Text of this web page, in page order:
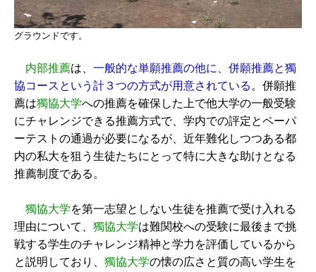
グラウンドです。
内部推薦は、 一般的な単願推薦の他に、併願推薦と獨
協コースという計３つの方式が用意されている 。併願推
薦は獨協大学への推薦を確保した上で他大学の一般受験
にチャレンジできる推薦方式で、学内での評定とペーパ
ーテストの通過が必要になるが、近年難化しつつある都
内の私大を狙う生徒たちにとって特に大きな助けとなる
推薦制度である。
獨協大学を第一志望としない生徒を推薦で受け入れる
理由について、 獨協大学は難関校への受験に最後まで挑
戦する学生のチャレンジ精神と学力を評価しているから
と説明しており、 獨協大学の懐の広さと質の高い学生を